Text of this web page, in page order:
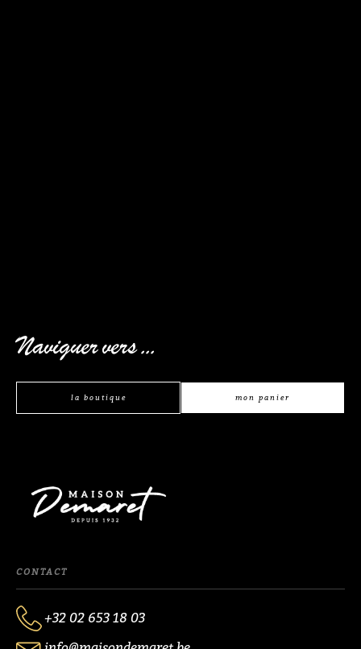
Naviguer vers ...
la boutique mon panier
CONTACT
+32 02 653 18 03